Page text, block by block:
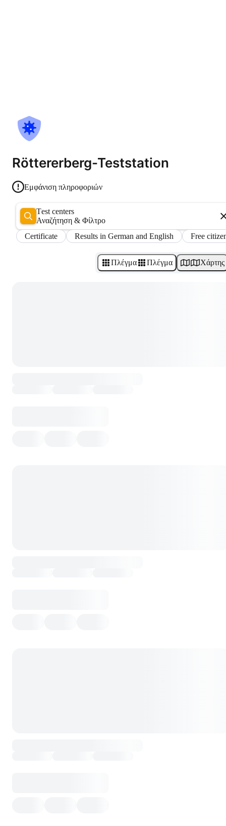
Röttererberg-Teststation
Εμφάνιση πληροφοριών
Test centers
Αναζήτηση & Φίλτρο
Certificate
Results in German and English Free
Πλέγμα Πλέγμα Χάρτης